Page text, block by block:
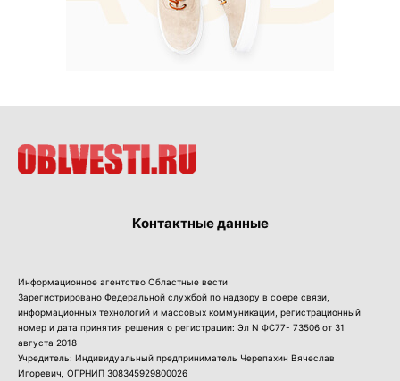
Контактные данные
Информационное агентство Областные вести
Зарегистрировано Федеральной службой по надзору в сфере связи,
информационных технологий и массовых коммуникации, регистрационный
номер и дата принятия решения о регистрации: Эл N ФС77- 73506 от 31
августа 2018
Учредитель: Индивидуальный предприниматель Черепахин Вячеслав
Игоревич, ОГРНИП 308345929800026